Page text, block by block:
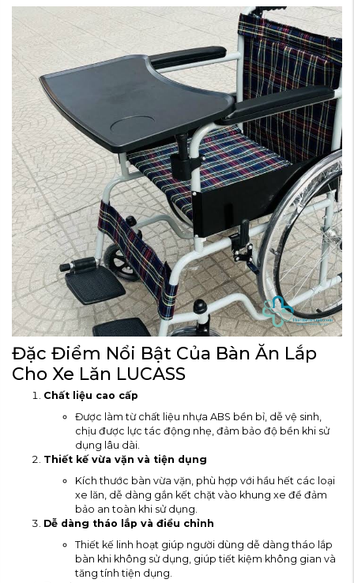
Đặc Điểm Nổi Bật Của Bàn Ăn Lắp
Cho Xe Lăn LUCASS
Chất liệu cao cấp
Được làm từ chất liệu nhựa ABS bền bỉ, dễ vệ sinh,
chịu được lực tác động nhẹ, đảm bảo độ bền khi sử
dụng lâu dài.
Thiết kế vừa vặn và tiện dụng
Kích thước bàn vừa vặn, phù hợp với hầu hết các loại
xe lăn, dễ dàng gắn kết chặt vào khung xe để đảm
bảo an toàn khi sử dụng.
Dễ dàng tháo lắp và điều chỉnh
Thiết kế linh hoạt giúp người dùng dễ dàng tháo lắp
bàn khi không sử dụng, giúp tiết kiệm không gian và
tăng tính tiện dụng.